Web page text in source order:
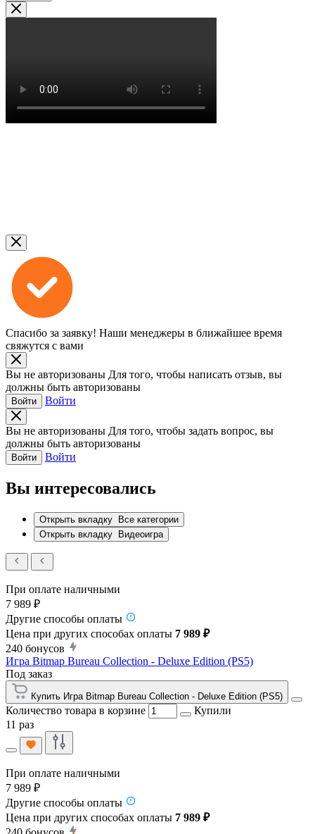
Спасибо за заявку! Наши менеджеры в ближайшее время
свяжутся с вами
Вы не авторизованы Для того, чтобы написать отзыв, вы
должны быть авторизованы
Войти Войти
Вы не авторизованы Для того, чтобы задать вопрос, вы
должны быть авторизованы
Войти Войти
Вы интересовались
Открыть вкладку
Все категории
Открыть вкладку
Видеоигра
При оплате наличными
7 989 ₽
Другие способы оплаты
Цена при других способах оплаты 7 989 ₽
240 бонусов
Игра Bitmap Bureau Collection - Deluxe Edition (PS5)
Под заказ
Купить Игра Bitmap Bureau Collection - Deluxe Edition (PS5)
Количество товара в корзине
Купили
11 раз
При оплате наличными
7 989 ₽
Другие способы оплаты
Цена при других способах оплаты 7 989 ₽